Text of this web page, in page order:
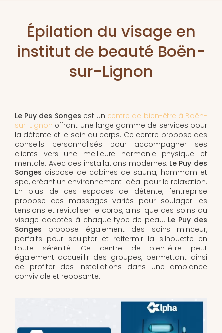
Épilation du visage en
institut de beauté Boën-
sur-Lignon
Le Puy des Songes est un centre de bien-être à Boën-
sur-Lignon offrant une large gamme de services pour
la détente et le soin du corps. Ce centre propose des
conseils personnalisés pour accompagner ses
clients vers une meilleure harmonie physique et
mentale. Avec des installations modernes, Le Puy des
Songes dispose de cabines de sauna, hammam et
spa, créant un environnement idéal pour la relaxation.
En plus de ces espaces de détente, l'entreprise
propose des massages variés pour soulager les
tensions et revitaliser le corps, ainsi que des soins du
visage adaptés à chaque type de peau. Le Puy des
Songes propose également des soins minceur,
parfaits pour sculpter et raffermir la silhouette en
toute sérénité. Ce centre de bien-être peut
également accueillir des groupes, permettant ainsi
de profiter des installations dans une ambiance
conviviale et reposante.